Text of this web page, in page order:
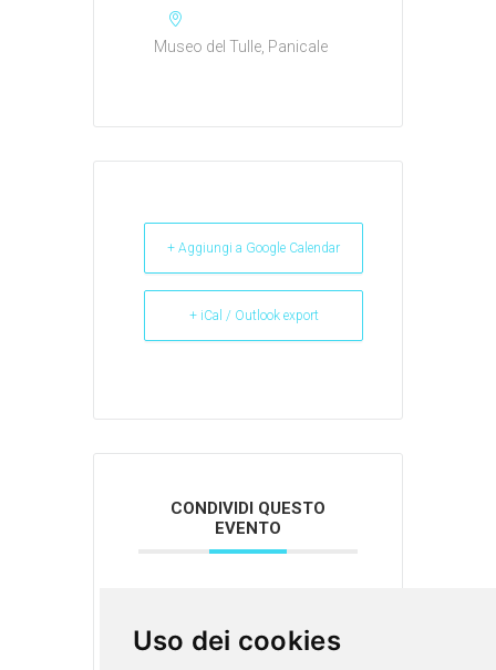
Uso dei cookies
Museo del Tulle, Panicale
+ Aggiungi a Google Calendar
+ iCal / Outlook export
CONDIVIDI QUESTO
EVENTO